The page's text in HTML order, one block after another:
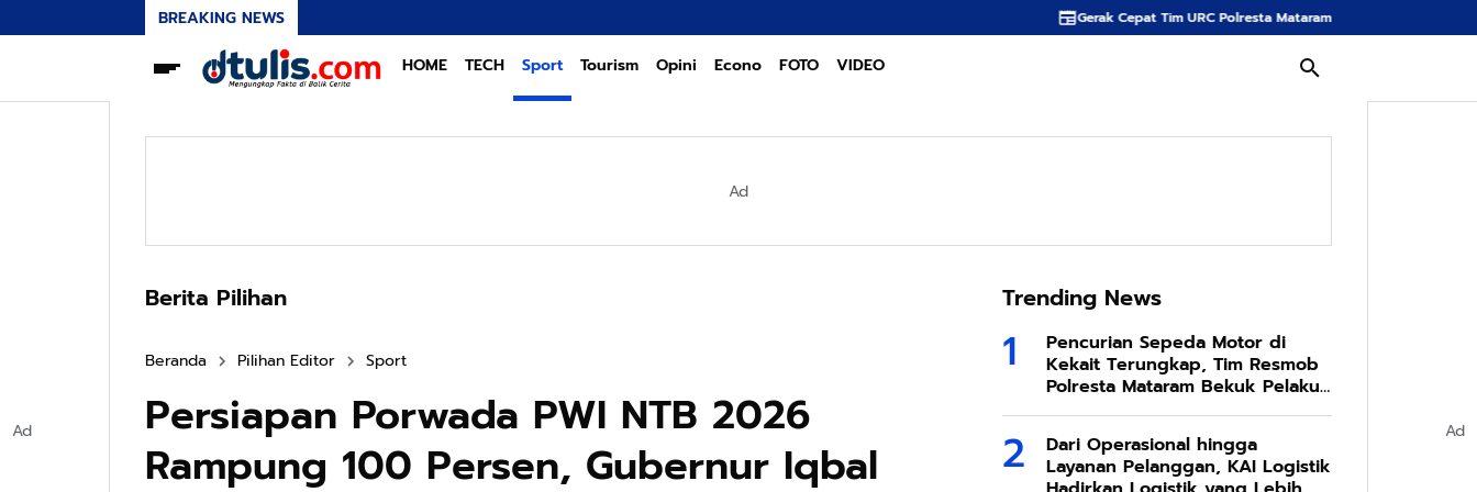
BREAKING NEWS Gerak Cepat Tim URC Polresta Mataram Ringkus Terduga Pencuri Helm di Parkiran
HOME TECH Sport Tourism Opini Econo FOTO VIDEO
Ad
Berita Pilihan
Beranda Pilihan Editor Sport
Persiapan Porwada PWI NTB 2026
Rampung 100 Persen, Gubernur Iqbal
Trending News
Pencurian Sepeda Motor di
Kekait Terungkap, Tim Resmob
Polresta Mataram Bekuk Pelaku
di Sesela
Dari Operasional hingga
Layanan Pelanggan, KAI Logistik
Ad Ad